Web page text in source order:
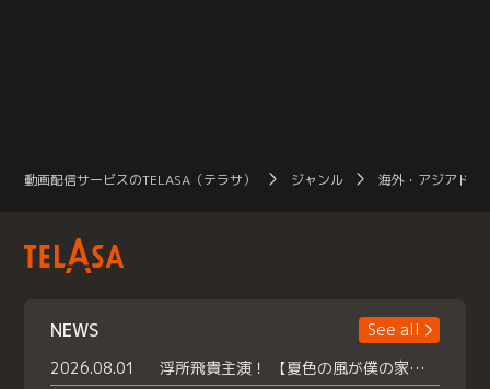
動画配信サービスのTELASA（テラサ） ジャンル 海外・アジアドラ
NEWS
See all
2026.08.01
浮所飛貴主演！ 【夏色の風が僕の家にやってきた】 本日よりテラサで独占配信スタート！